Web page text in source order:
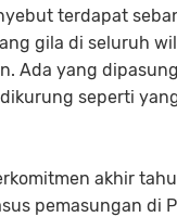
terdapat
gila di seluruh
Ada yang
seperti
akhir
pemasungan di